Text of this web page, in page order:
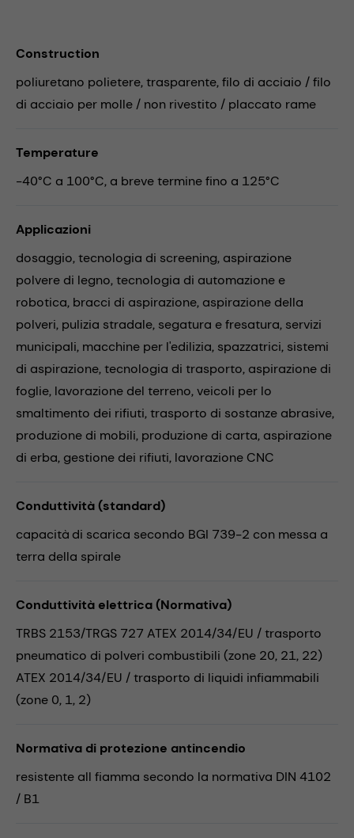
Construction
poliuretano polietere, trasparente, filo di acciaio / filo
di acciaio per molle / non rivestito / placcato rame
Temperature
-40°C a 100°C, a breve termine fino a 125°C
Applicazioni
dosaggio,tecnologia di screening, aspirazione
polvere di legno,tecnologia di automazione e
robotica, bracci di aspirazione, aspirazione della
polveri, pulizia stradale, segatura e fresatura, servizi
municipali, macchine per l'edilizia, spazzatrici, sistemi
di aspirazione,tecnologia di trasporto, aspirazione di
foglie, lavorazione del terreno,veicoli per lo
smaltimento dei rifiuti,trasporto di sostanze abrasive,
produzione di mobili, produzione di carta, aspirazione
di erba, gestione dei rifiuti, lavorazione CNC
Conduttività (standard)
capacità di scarica secondo BGI 739-2 con messa a
terra della spirale
Conduttività elettrica (Normativa)
TRBS 2153/TRGS 727 ATEX 2014/34/EU / trasporto
pneumatico di polveri combustibili (zone 20, 21, 22)
ATEX 2014/34/EU / trasporto di liquidi infiammabili
(zone 0, 1, 2)
Normativa di protezione antincendio
resistente all fiamma secondo la normativa DIN 4102
/ B1